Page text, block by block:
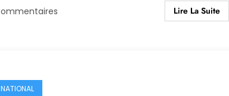
Lire La Suite